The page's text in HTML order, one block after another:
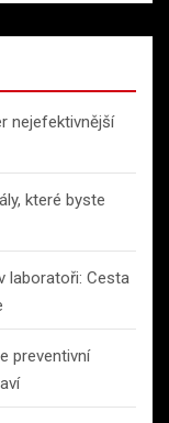
nejefektivnější
které byste
laboratoři: Cesta
preventivní